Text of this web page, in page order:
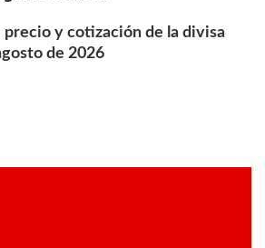
precio y cotización de la divisa
de 2026